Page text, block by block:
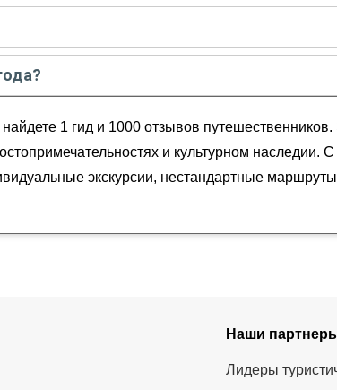
1 гид и 1000 отзывов
и культурном наследии.
экскурсии, нестандартные
Наши
Лидеры